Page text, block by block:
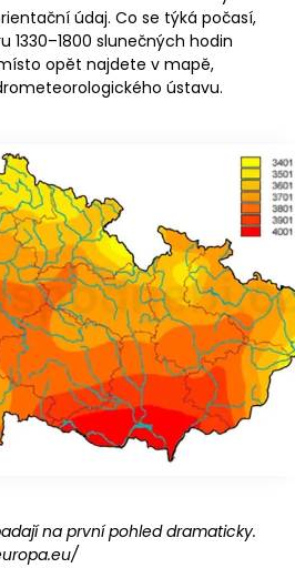
údaj. Co se týká počasí,
1330–1800 slunečných hodin
opět najdete v mapě,
ústavu.
na první pohled dramaticky.